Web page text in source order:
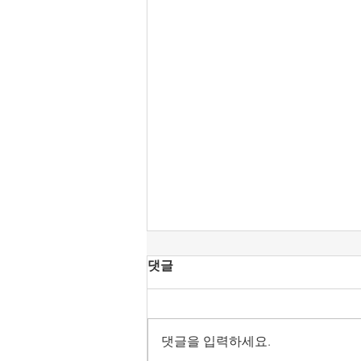
[조맹기 논평] 중국·북한 상전
아야 한다. 헌법정신의 보통선거,
댓글
댓글을 입력하세요.